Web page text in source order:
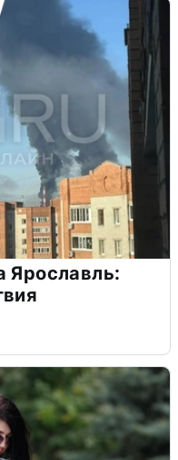
Ярославль: